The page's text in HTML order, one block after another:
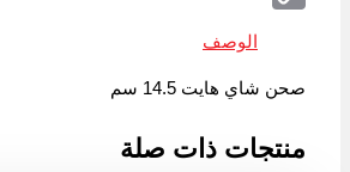
الوصف
صحن شاي هايت 14.5 سم
منتجات ذات صلة